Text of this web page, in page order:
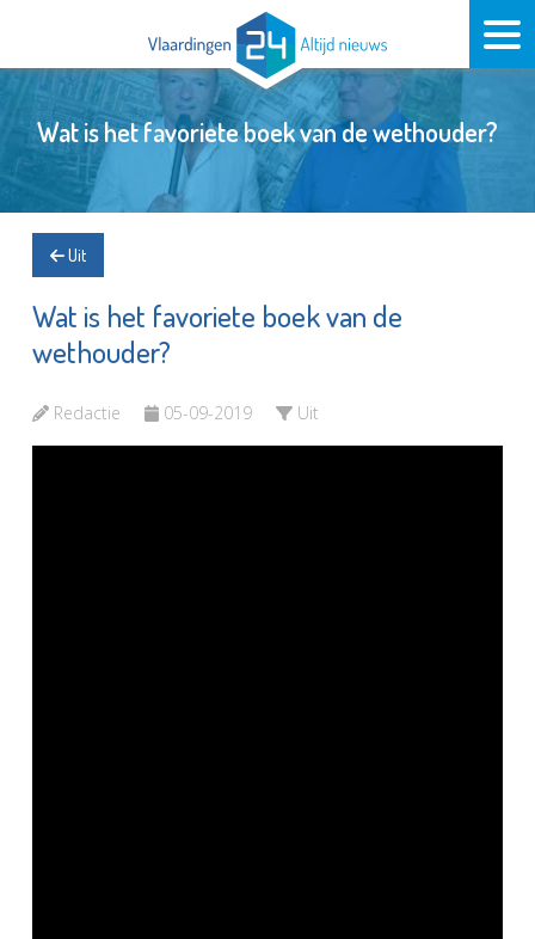
Wat is het favoriete boek van de wethouder?
Uit
Wat is het favoriete boek van de
wethouder?
Redactie 05-09-2019 Uit